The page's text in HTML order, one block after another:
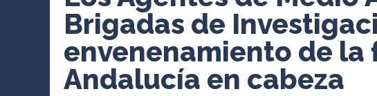
Brigadas de
envenenamiento de la
Andalucía en cabeza